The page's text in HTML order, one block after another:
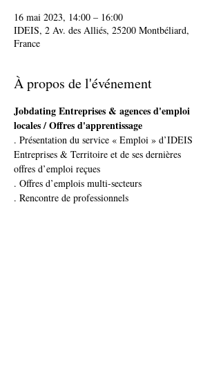
16 mai 2023, 14:00 – 16:00
IDEIS, 2 Av. des Alliés, 25200 Montbéliard,
France
À propos de l'événement
Jobdating Entreprises & agences d'emploi
locales / Offres d'apprentissage
. Présentation du service « Emploi » d’IDEIS
Entreprises & Territoire et de ses dernières
offres d’emploi reçues
. Offres d’emplois multi-secteurs
. Rencontre de professionnels